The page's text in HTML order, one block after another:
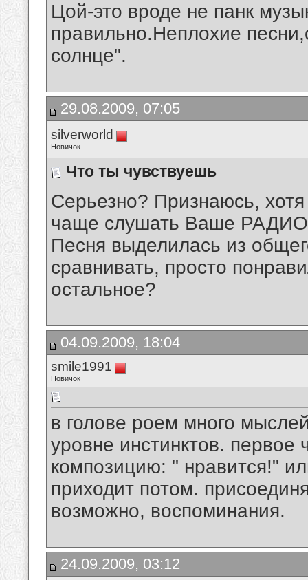
Цой-это вроде не панк
правильно.Неплохие
солнце".
29.08.2009, 07:05
silverworld
Новичок
Что ты чувствуешь
Серьезно? Признаюсь,
чаще слушать Ваше
Песня выделилась из
сравнивать, просто
остальное?
04.09.2009, 18:04
smile1991
Новичок
в голове роем много
уровне инстинктов.
композицию: " нравится!"
приходит потом.
возможно, воспоминания.
24.09.2009, 03:12